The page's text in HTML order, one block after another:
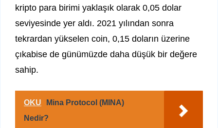
kripto para birimi yaklaşık olarak 0,05 dolar
seviyesinde yer aldı. 2021 yılından sonra
tekrardan yükselen coin, 0,15 doların üzerine
çıkabise de günümüzde daha düşük bir değere
sahip.
OKU
Mina Protocol (MINA)
Nedir?